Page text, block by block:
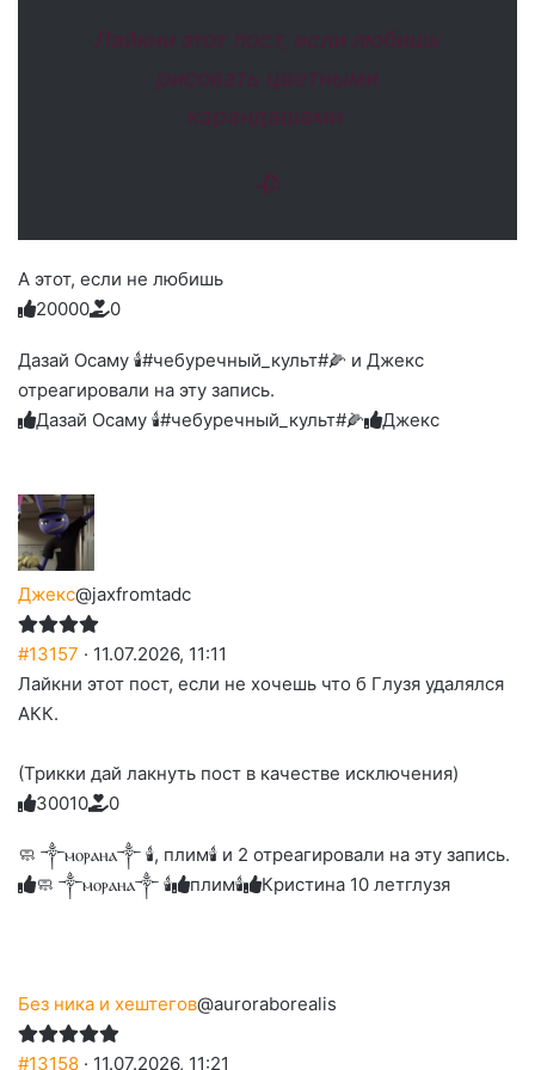
Лайкни этот пост, если любишь
рисовать цветными
карандашами
🥀
А этот, если не любишь
Голосуйте
вверх.
2
Нажмите
реакцию:
улыбаюсь
0
Нажмите
реакцию:
до
слез
0
Нажмите
реакцию:
печаль
0
Нажмите
реакцию:
плачу
0
Нажмите
благодарю
0
Дазай Осаму 🕯#чебуречный_культ#🌽 и Джекс
отреагировали на эту запись.
Дазай Осаму 🕯#чебуречный_культ#🌽
Джекс
Джекс@jaxfromtadc
#13157 · 11.07.2026, 11:11
Лайкни этот пост, если не хочешь что б Глузя удалялся
АКК.
(Трикки дай лакнуть пост в качестве исключения)
Голосуйте
вверх.
3
Нажмите
реакцию:
улыбаюсь
0
Нажмите
реакцию:
смеюсь
до
0
Нажмите
реакцию:
печаль
1
Нажмите
реакцию:
плачу
0
Нажмите
благодарю
0
🧼 ༒ⲙⲟⲣⲁⲏⲁ༒ 🕯️, плим🕯️ и 2 отреагировали на эту запись.
🧼 ༒ⲙⲟⲣⲁⲏⲁ༒ 🕯️
плим🕯️ Кристина 10 летглузя
Без ника и хештегов@auroraborealis
#13158 · 11.07.2026, 11:21